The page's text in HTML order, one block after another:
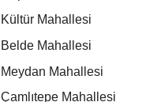
Kültür Mahallesi
Belde Mahallesi
Meydan Mahallesi
Çamlıtepe Mahallesi